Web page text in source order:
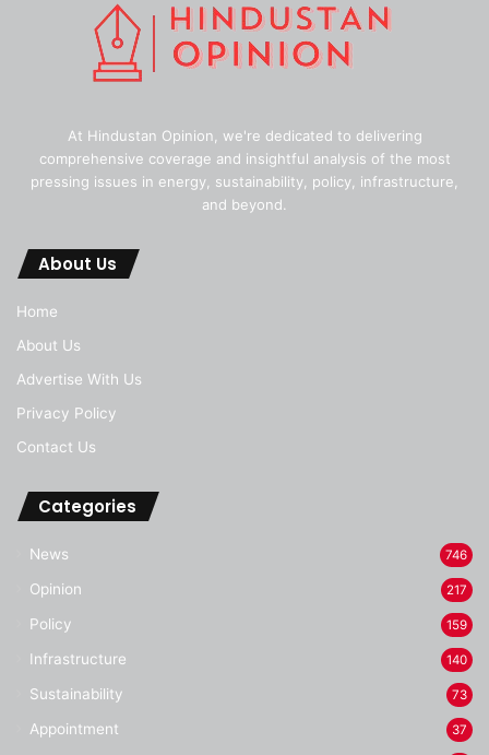
At Hindustan Opinion, we're dedicated to delivering
comprehensive coverage and insightful analysis of the most
pressing issues in energy, sustainability, policy, infrastructure,
and beyond.
About Us
Home
About Us
Advertise With Us
Privacy Policy
Contact Us
Categories
News 746
Opinion 217
Policy 159
Infrastructure 140
Sustainability 73
Appointment 37